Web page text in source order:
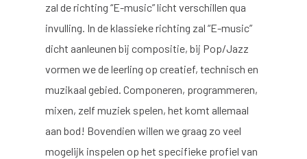
zal de richting “E-music” licht verschillen qua
invulling. In de klassieke richting zal “E-music”
dicht aanleunen bij compositie, bij Pop/Jazz
vormen we de leerling op creatief, technisch en
muzikaal gebied. Componeren, programmeren,
mixen, zelf muziek spelen, het komt allemaal
aan bod! Bovendien willen we graag zo veel
mogelijk inspelen op het specifieke profiel van